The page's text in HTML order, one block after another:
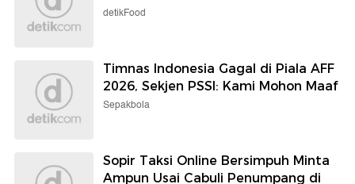
detikFood
Timnas Indonesia Gagal di Piala AFF
2026, Sekjen PSSI: Kami Mohon Maaf
Sepakbola
Sopir Taksi Online Bersimpuh Minta
Ampun Usai Cabuli Penumpang di